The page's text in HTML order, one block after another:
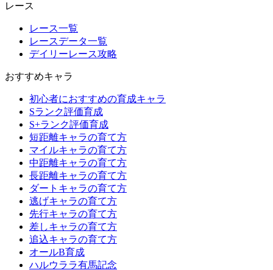
レース
レース一覧
レースデータ一覧
デイリーレース攻略
おすすめキャラ
初心者におすすめの育成キャラ
Sランク評価育成
S+ランク評価育成
短距離キャラの育て方
マイルキャラの育て方
中距離キャラの育て方
長距離キャラの育て方
ダートキャラの育て方
逃げキャラの育て方
先行キャラの育て方
差しキャラの育て方
追込キャラの育て方
オールB育成
ハルウララ有馬記念